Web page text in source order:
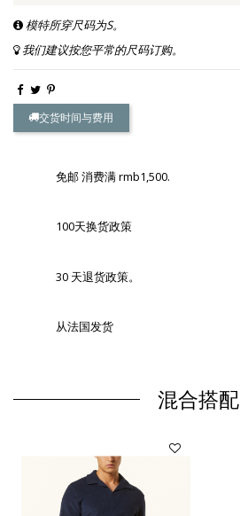
模特所穿尺码为S。
我们建议按您平常的尺码订购。
交货时间与费用
免邮 消费满 rmb1,500.
100天换货政策
30 天退货政策。
从法国发货
混合搭配